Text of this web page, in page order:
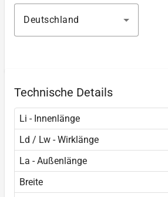
Deutschland
Technische Details
Li - Innenlänge
Ld / Lw - Wirklänge
La - Außenlänge
Breite